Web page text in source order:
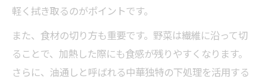
軽く拭き取るのがポイントです。
また、食材の切り方も重要です。野菜は繊維に沿って切
ることで、加熱した際にも食感が残りやすくなります。
さらに、油通しと呼ばれる中華独特の下処理を活用する